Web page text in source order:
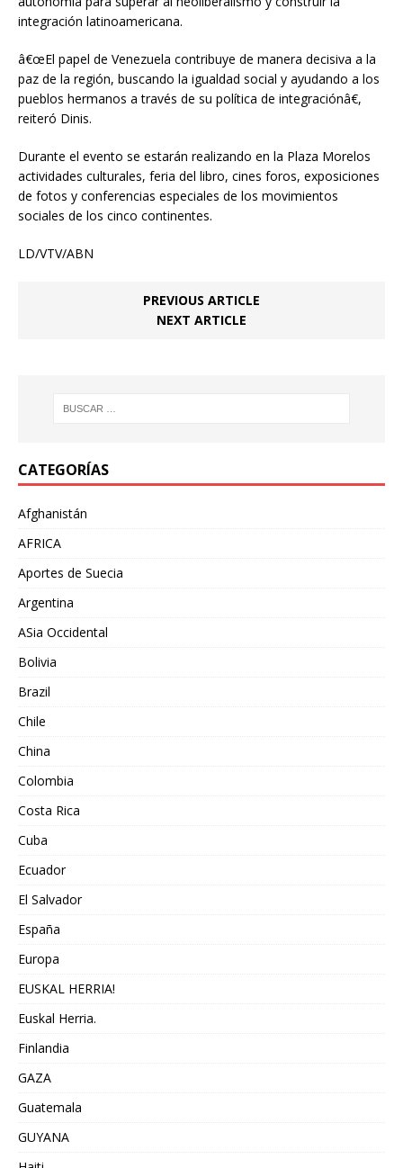
integración latinoamericana.
â€œEl papel de Venezuela contribuye de manera decisiva a la
paz de la región, buscando la igualdad social y ayudando a los
pueblos hermanos a través de su política de integraciónâ€,
reiteró Dinis.
Durante el evento se estarán realizando en la Plaza Morelos
actividades culturales, feria del libro, cines foros, exposiciones
de fotos y conferencias especiales de los movimientos
sociales de los cinco continentes.
LD/VTV/ABN
PREVIOUS ARTICLE
NEXT ARTICLE
CATEGORÍAS
Afghanistán
AFRICA
Aportes de Suecia
Argentina
ASia Occidental
Bolivia
Brazil
Chile
China
Colombia
Costa Rica
Cuba
Ecuador
El Salvador
España
Europa
EUSKAL HERRIA!
Euskal Herria.
Finlandia
GAZA
Guatemala
GUYANA